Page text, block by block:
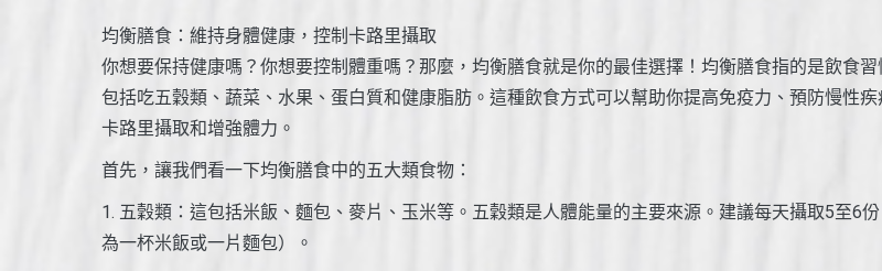
均衡膳食：維持身體健康，控制卡路里攝取
你想要保持健康嗎？你想要控制體重嗎？那麼，均衡膳食就是你的最佳選擇！均衡膳食指的是飲食習
包括吃五穀類、蔬菜、水果、蛋白質和健康脂肪。這種飲食方式可以幫助你提高免疫力、預防慢性疾
卡路里攝取和增強體力。
首先，讓我們看一下均衡膳食中的五大類食物：
1. 五穀類：這包括米飯、麵包、麥片、玉米等。五穀類是人體能量的主要來源。建議每天攝取5至6
為一杯米飯或一片麵包）。